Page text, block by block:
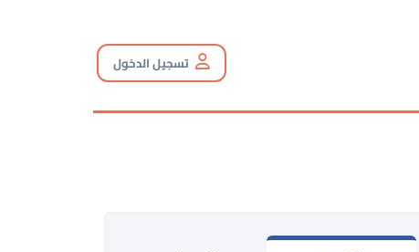
تسجيل الدخول